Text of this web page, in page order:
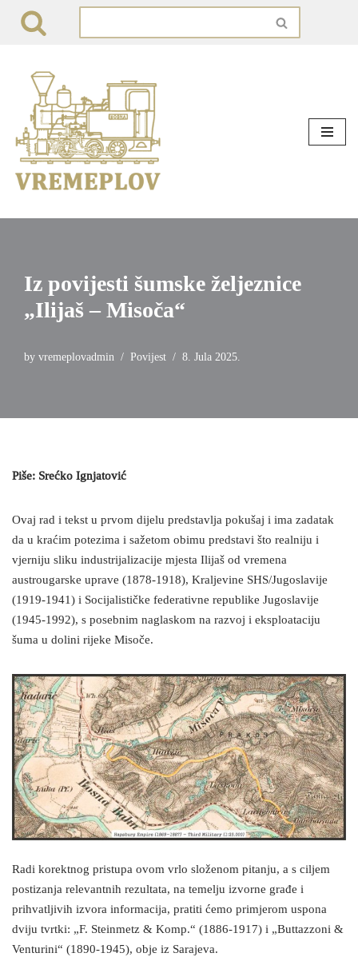
content
Iz povijesti šumske željeznice
„Ilijaš – Misoča“
by vremeplovadmin Povijest 8. Jula 2025.
Piše: Srećko Ignjatović
Ovaj rad i tekst u prvom dijelu predstavlja pokušaj i ima zadatak
da u kraćim potezima i sažetom obimu predstavi što realniju i
vjerniju sliku industrijalizacije mjesta Ilijaš od vremena
austrougarske uprave (1878-1918), Kraljevine SHS/Jugoslavije
(1919-1941) i Socijalističke federativne republike Jugoslavije
(1945-1992), s posebnim naglaskom na razvoj i eksploataciju
šuma u dolini rijeke Misoče.
Radi korektnog pristupa ovom vrlo složenom pitanju, a s ciljem
postizanja relevantnih rezultata, na temelju izvorne građe i
prihvatljivih izvora informacija, pratiti ćemo primjerom uspona
dviju tvrtki: „F. Steinmetz & Komp.“ (1886-1917) i „Buttazzoni &
Venturini“ (1890-1945), obje iz Sarajeva.